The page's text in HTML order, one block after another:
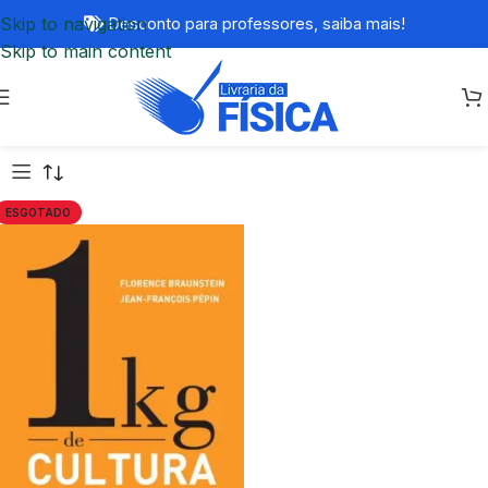
Skip to navigation
Skip to main content
Desconto para professores, saiba mais!
ESGOTADO